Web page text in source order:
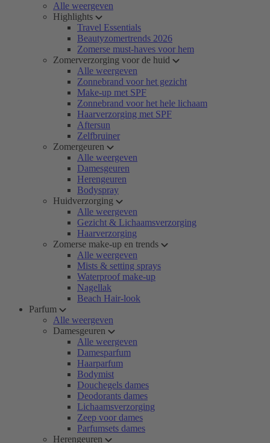
Alle weergeven
Highlights
Travel Essentials
Beautyzomertrends 2026
Zomerse must-haves voor hem
Zomerverzorging voor de huid
Alle weergeven
Zonnebrand voor het gezicht
Make-up met SPF
Zonnebrand voor het hele lichaam
Haarverzorging met SPF
Aftersun
Zelfbruiner
Zomergeuren
Alle weergeven
Damesgeuren
Herengeuren
Bodyspray
Huidverzorging
Alle weergeven
Gezicht & Lichaamsverzorging
Haarverzorging
Zomerse make-up en trends
Alle weergeven
Mists & setting sprays
Waterproof make-up
Nagellak
Beach Hair-look
Parfum
Alle weergeven
Damesgeuren
Alle weergeven
Damesparfum
Haarparfum
Bodymist
Douchegels dames
Deodorants dames
Lichaamsverzorging
Zeep voor dames
Parfumsets dames
Herengeuren